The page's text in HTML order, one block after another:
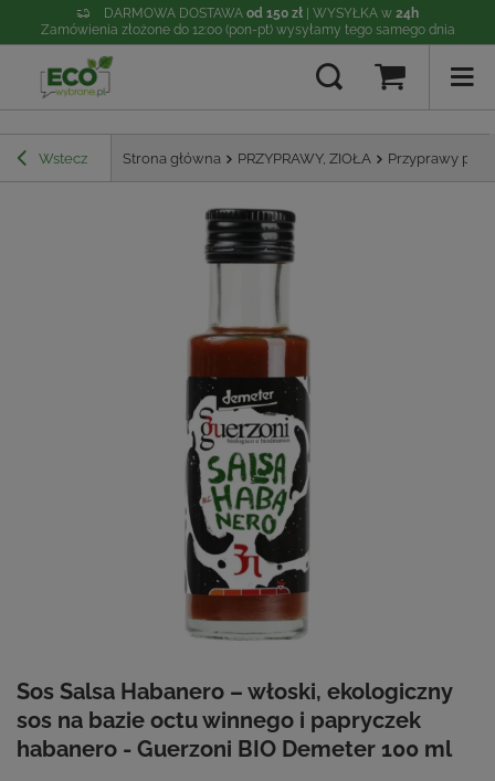
DARMOWA DOSTAWA od 150 zł | WYSYŁKA w 24h
Zamówienia złożone do 12:00 (pon-pt) wysyłamy tego samego dnia
Wstecz Strona główna PRZYPRAWY, ZIOŁA Przyprawy
Sos Salsa Habanero – włoski, ekologiczny
sos na bazie octu winnego i papryczek
habanero - Guerzoni BIO Demeter 100 ml